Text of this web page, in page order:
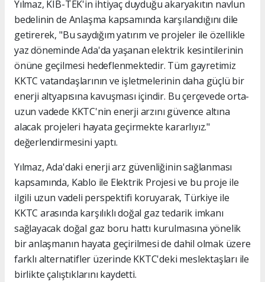
Yılmaz, KIB-TEK'in ihtiyaç duyduğu akaryakıtın navlun
bedelinin de Anlaşma kapsamında karşılandığını dile
getirerek, "Bu saydığım yatırım ve projeler ile özellikle
yaz döneminde Ada'da yaşanan elektrik kesintilerinin
önüne geçilmesi hedeflenmektedir. Tüm gayretimiz
KKTC vatandaşlarının ve işletmelerinin daha güçlü bir
enerji altyapısına kavuşması içindir. Bu çerçevede orta-
uzun vadede KKTC'nin enerji arzını güvence altına
alacak projeleri hayata geçirmekte kararlıyız."
değerlendirmesini yaptı.
Yılmaz, Ada'daki enerji arz güvenliğinin sağlanması
kapsamında, Kablo ile Elektrik Projesi ve bu proje ile
ilgili uzun vadeli perspektifi koruyarak, Türkiye ile
KKTC arasında karşılıklı doğal gaz tedarik imkanı
sağlayacak doğal gaz boru hattı kurulmasına yönelik
bir anlaşmanın hayata geçirilmesi de dahil olmak üzere
farklı alternatifler üzerinde KKTC'deki meslektaşları ile
birlikte çalıştıklarını kaydetti.